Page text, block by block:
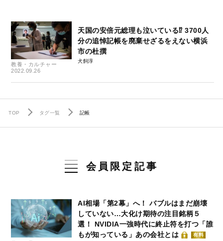
教養・カルチャー
2022.09.26
天国の安倍元総理も泣いている⁉ 3700人
分の追悼記帳を廃棄せざるをえない横浜
市の杜撰
犬飼淳
TOP タグ一覧 記帳
会員限定記事
AI相場「第2幕」へ！ バブルはまだ崩壊
していない…大化け期待の注目銘柄５
選！ NVIDIA一強時代に終止符を打つ「誰
もが知っている」あの会社とは
有料